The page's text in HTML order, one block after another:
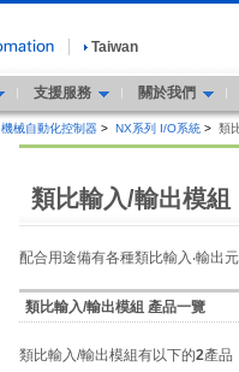
Taiwan
支援服務 關於我們
機械自動化控制器 > NX系列 I/O系統 > 類
類比輸入/輸出模組
配合用途備有各種類比輸入‧輸出
類比輸入/輸出模組 產品一覽
類比輸入/輸出模組有以下的2產品